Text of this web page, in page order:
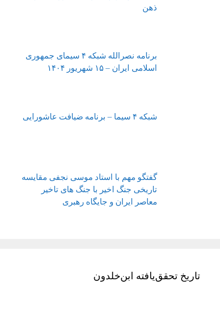
ذهن
برنامه نصرالله شبکه ۴ سیمای جمهوری
اسلامی ایران – ۱۵ شهریور ۱۴۰۴
شبکه ۴ سیما – برنامه ضیافت عاشورایی
گفتگو مهم با استاد موسی نجفی مقایسه
تاریخی جنگ اخیر با جنگ های تاخیر
معاصر ایران و جایگاه رهبری
تاریخ تحقق‌یافته ابن‌خلدون